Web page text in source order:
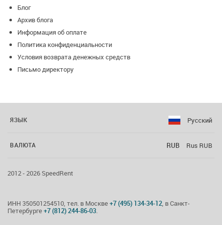
Блог
Архив блога
Информация об оплате
Политика конфиденциальности
Условия возврата денежных средств
Письмо директору
ЯЗЫК Русский
ВАЛЮТА RUB Rus RUB
2012 - 2026 SpeedRent
ИНН 350501254510, тел. в Москве+7 (495) 134-34-12, в Санкт-
Петербурге+7 (812) 244-86-03.